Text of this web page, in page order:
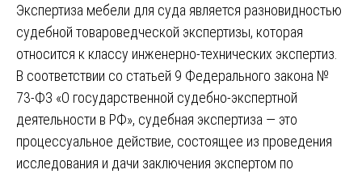
Экспертиза мебели для суда является разновидностью
судебной товароведческой экспертизы, которая
относится к классу инженерно-технических экспертиз.
В соответствии со статьей 9 Федерального закона №
73-ФЗ «О государственной судебно-экспертной
деятельности в РФ», судебная экспертиза — это
процессуальное действие, состоящее из проведения
исследования и дачи заключения экспертом по